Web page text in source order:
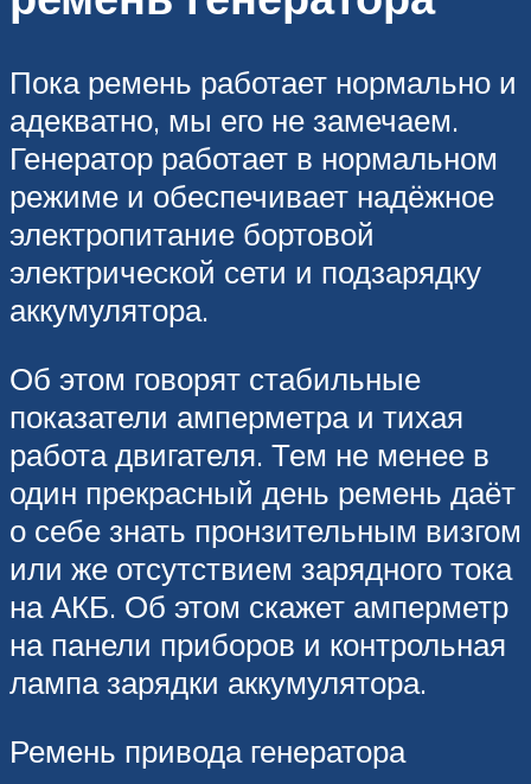
Пока ремень работает нормально и
адекватно, мы его не замечаем.
Генератор работает в нормальном
режиме и обеспечивает надёжное
электропитание бортовой
электрической сети и подзарядку
аккумулятора.
Об этом говорят стабильные
показатели амперметра и тихая
работа двигателя. Тем не менее в
один прекрасный день ремень даёт
о себе знать пронзительным визгом
или же отсутствием зарядного тока
на АКБ. Об этом скажет амперметр
на панели приборов и контрольная
лампа зарядки аккумулятора.
Ремень привода генератора